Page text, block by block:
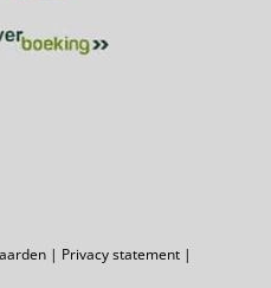
| Privacy statement |